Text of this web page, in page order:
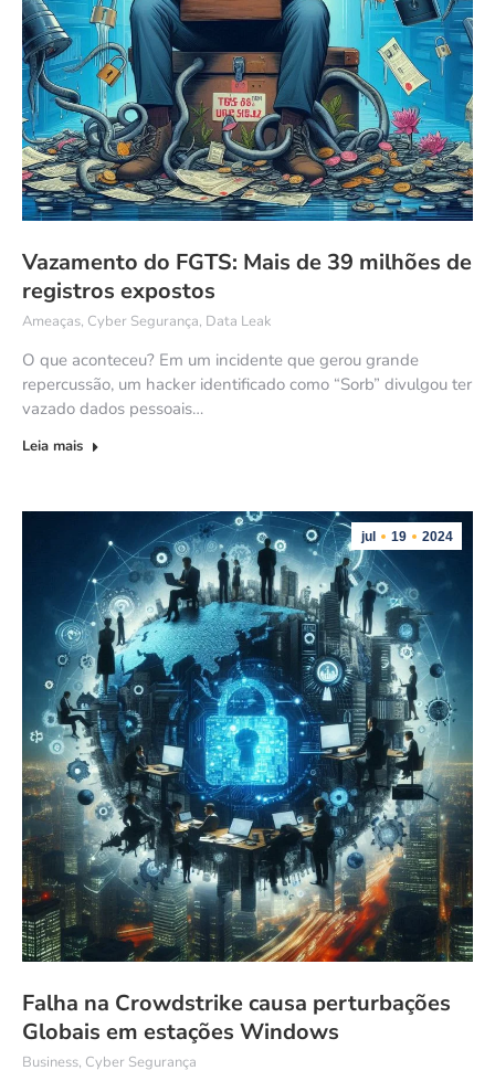
Vazamento do FGTS: Mais de 39 milhões de
registros expostos
Ameaças, Cyber Segurança, Data Leak
O que aconteceu? Em um incidente que gerou grande
repercussão, um hacker identificado como “Sorb” divulgou ter
vazado dados pessoais…
Leia mais
jul 19 2024
Falha na Crowdstrike causa perturbações
Globais em estações Windows
Business, Cyber Segurança